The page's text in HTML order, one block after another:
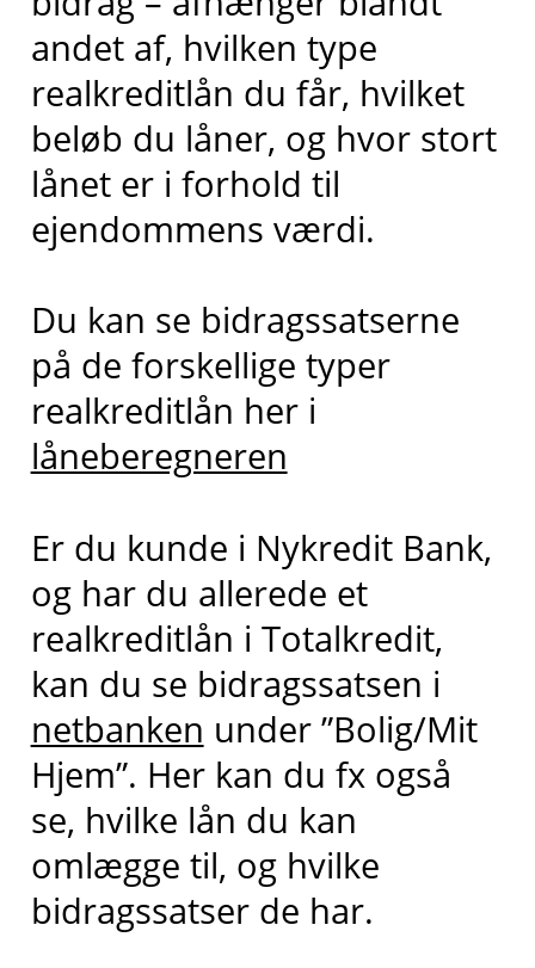
andet af, hvilken type
realkreditlån du får, hvilket
beløb du låner, og hvor stort
lånet er i forhold til
ejendommens værdi.
Du kan se bidragssatserne
på de forskellige typer
realkreditlån her i
låneberegneren
Er du kunde i Nykredit Bank,
og har du allerede et
realkreditlån i Totalkredit,
kan du se bidragssatsen i
netbanken under ”Bolig/Mit
Hjem”. Her kan du fx også
se, hvilke lån du kan
omlægge til, og hvilke
bidragssatser de har.